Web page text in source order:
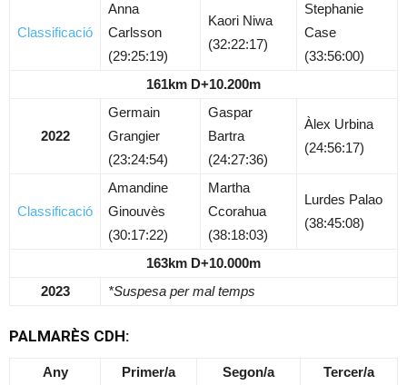
Classificació
Anna
Carlsson
(29:25:19)
Kaori Niwa
(32:22:17)
Stephanie
Case
(33:56:00)
161km D+10.200m
2022
Germain
Grangier
(23:24:54)
Gaspar
Bartra
(24:27:36)
Àlex Urbina
(24:56:17)
Classificació
Amandine
Ginouvès
(30:17:22)
Martha
Ccorahua
(38:18:03)
Lurdes Palao
(38:45:08)
163km D+10.000m
2023
*Suspesa per mal temps
PALMARÈS CDH:
Any Primer/a Segon/a Tercer/a